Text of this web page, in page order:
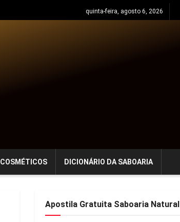
quinta-feira, agosto 6, 2026
COSMÉTICOS DICIONÁRIO DA SABOARIA
Apostila Gratuita Saboaria Natural